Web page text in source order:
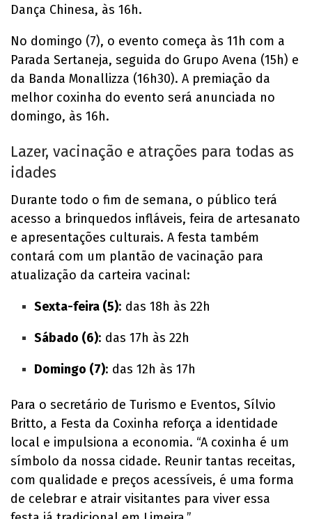
Dança Chinesa, às 16h.
No domingo (7), o evento começa às 11h com a
Parada Sertaneja, seguida do Grupo Avena (15h) e
da Banda Monallizza (16h30). A premiação da
melhor coxinha do evento será anunciada no
domingo, às 16h.
Lazer, vacinação e atrações para todas as
idades
Durante todo o fim de semana, o público terá
acesso a brinquedos infláveis, feira de artesanato
e apresentações culturais. A festa também
contará com um plantão de vacinação para
atualização da carteira vacinal:
Sexta-feira (5): das 18h às 22h
Sábado (6): das 17h às 22h
Domingo (7): das 12h às 17h
Para o secretário de Turismo e Eventos, Sílvio
Britto, a Festa da Coxinha reforça a identidade
local e impulsiona a economia. “A coxinha é um
símbolo da nossa cidade. Reunir tantas receitas,
com qualidade e preços acessíveis, é uma forma
de celebrar e atrair visitantes para viver essa